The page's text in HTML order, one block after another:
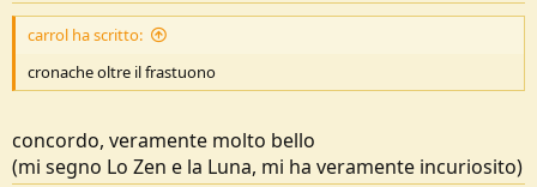
carrol ha scritto:
cronache oltre il frastuono
concordo, veramente molto bello
(mi segno Lo Zen e la Luna, mi ha veramente incuriosito)